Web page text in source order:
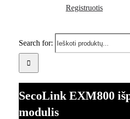
Registruotis
Search for:
SecoLink EXM800
modulis